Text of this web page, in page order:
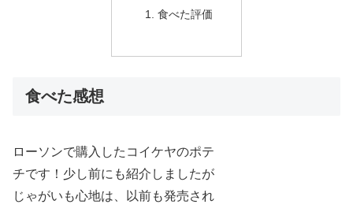
食べた評価
食べた感想
ローソンで購入したコイケヤのポテ
チです！少し前にも紹介しましたが
じゃがいも心地は、以前も発売され